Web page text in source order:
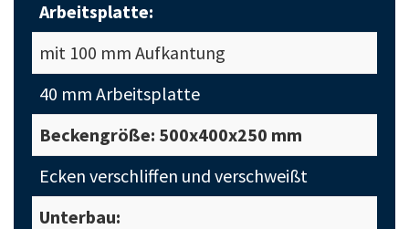
Arbeitsplatte:
mit 100 mm Aufkantung
40 mm Arbeitsplatte
Beckengröße: 500x400x250 mm
Ecken verschliffen und verschweißt
Unterbau: